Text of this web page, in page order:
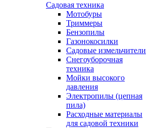
Садовая техника
Мотобуры
Триммеры
Бензопилы
Газонокосилки
Садовые измельчители
Снегоуборочная
техника
Мойки высокого
давления
Электропилы (цепная
пила)
Расходные материалы
для садовой техники